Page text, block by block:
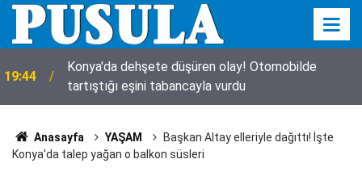
19:44
Konya'da dehşete düşüren olay! Otomobilde
tartıştığı eşini tabancayla vurdu
Anasayfa YAŞAM
Başkan Altay elleriyle dağıttı! İşte
Konya'da talep yağan o balkon süsleri